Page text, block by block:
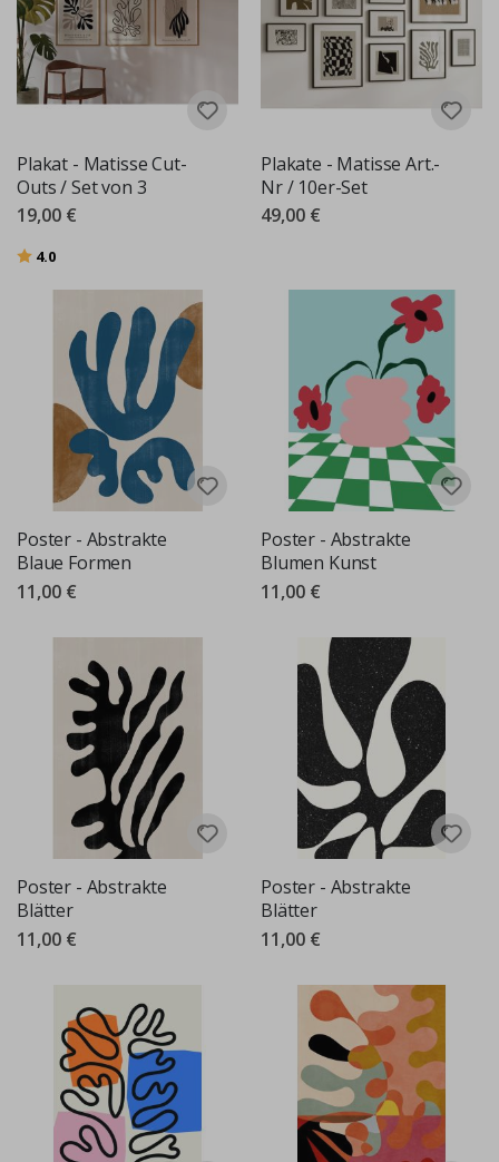
Plakat - Matisse Cut-
Outs / Set von 3
19,00 €
Bewertung:
4.0
Plakate - Matisse Art.-
Nr / 10er-Set
49,00 €
Poster - Abstrakte
Blaue Formen
11,00 €
Poster - Abstrakte
Blumen Kunst
11,00 €
Poster - Abstrakte
Blätter
11,00 €
Poster - Abstrakte
Blätter
11,00 €